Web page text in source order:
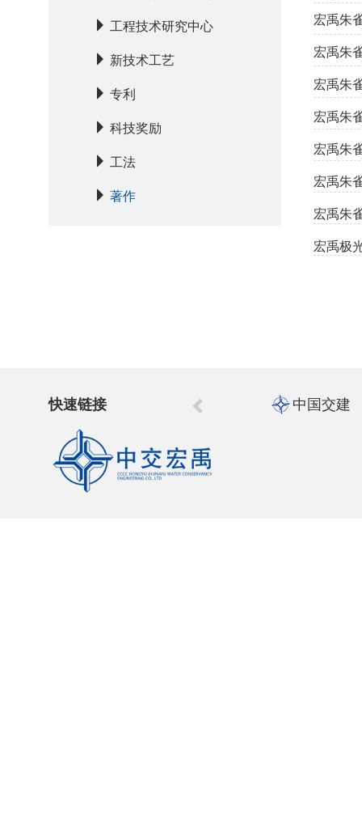
工程技术研究中心
新技术工艺
专利
科技奖励
工法
著作
宏禹朱
宏禹朱
宏禹朱
宏禹朱
宏禹朱
宏禹朱
宏禹朱
宏禹极
快速链接 中国交建